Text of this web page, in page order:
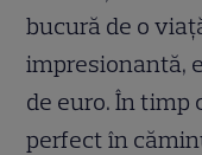
bucură de o
impresionantă,
de euro. În
perfect în